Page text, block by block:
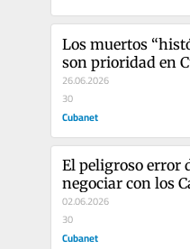
Los muertos
son prioridad en
26.06.2026
30
Cubanet
El peligroso error
negociar con los
02.06.2026
30
Cubanet